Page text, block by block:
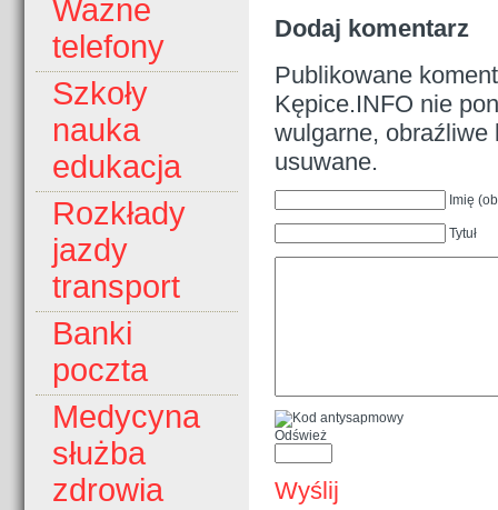
Ważne
telefony
Szkoły
nauka
edukacja
Rozkłady
jazdy
transport
Banki
poczta
Medycyna
służba
zdrowia
Dodaj komentarz
Publikowane
Kępice.INFO nie
wulgarne, obraźliwe
usuwane.
Imię
Tytuł
Odśwież
Wyślij